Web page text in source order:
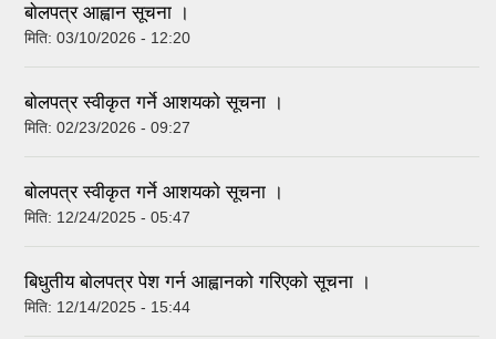
बाेलपत्र आह्वान सूचना ।
मिति: 03/10/2026 - 12:20
बाेलपत्र स्वीकृत गर्ने आशयकाे सूचना ।
मिति: 02/23/2026 - 09:27
बाेलपत्र स्वीकृत गर्ने आशयकाे सूचना ।
मिति: 12/24/2025 - 05:47
बिधुतीय बाेलपत्र पेश गर्न आह्वानको गरिएकाे सूचना ।
मिति: 12/14/2025 - 15:44